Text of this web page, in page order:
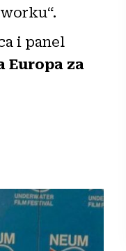
i panel
Europa za